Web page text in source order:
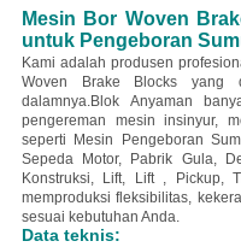
Mesin Bor Woven
untuk Pengeboran
Kami adalah produsen
Woven Brake Blocks yang
dalamnya.Blok Anyaman
pengereman mesin insinyur,
seperti Mesin Pengeboran
Sepeda Motor, Pabrik Gula,
Konstruksi, Lift, Lift , Pickup,
memproduksi fleksibilitas,
sesuai kebutuhan Anda.
Data teknis: